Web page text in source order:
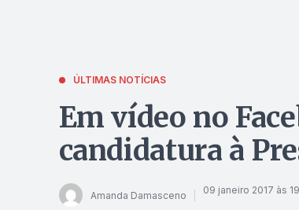
ÚLTIMAS NOTÍCIAS
Em vídeo no
candidatura à
Amanda Damasceno 09 janeiro 2017 às